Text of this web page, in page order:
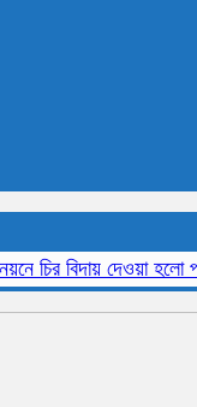
বিদায় দেওয়া হলো প্রবীন